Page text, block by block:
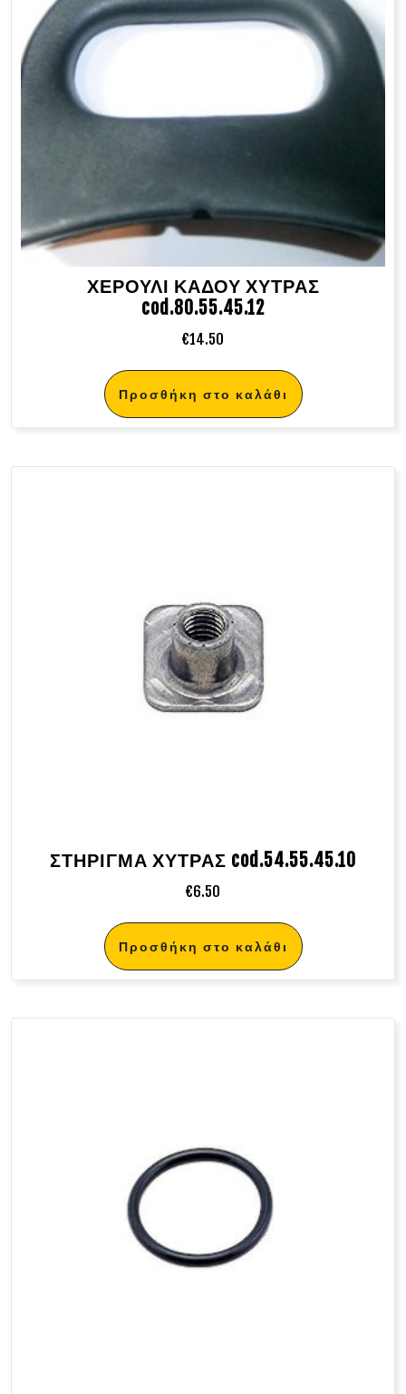
ΧΕΡΟΥΛΙ ΚΑΔΟΥ ΧΥΤΡΑΣ
cod.80.55.45.12
€14.50
Προσθήκη στο καλάθι
ΣΤΗΡΙΓΜΑ ΧΥΤΡΑΣ cod.54.55.45.10
€6.50
Προσθήκη στο καλάθι